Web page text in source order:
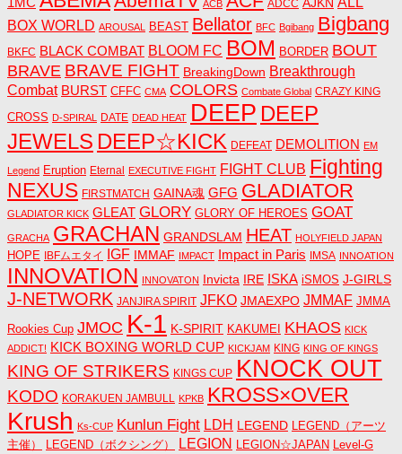
ACB ADCC
BOX WORLD AROUSAL BEAST Bellator BFC Bgibang Bigbang
BKFC BLACK COMBAT BLOOM FC BOM BORDER BOUT
BRAVE BRAVE FIGHT BreakingDown Breakthrough
Combat BURST CFFC CMA COLORS Combate Global CRAZY KING
CROSS D-SPIRAL DATE DEAD HEAT DEEP DEEP
JEWELS DEEP☆KICK DEFEAT DEMOLITION EM
Legend Eruption Eternal EXECUTIVE FIGHT FIGHT CLUB Fighting
NEXUS FIRSTMATCH GAINA魂 GFG GLADIATOR
GLADIATOR KICK GLEAT GLORY GLORY OF HEROES GOAT
GRACHA GRACHAN GRANDSLAM HEAT HOLYFIELD JAPAN
HOPE IBFムエタイ IGF IMMAF IMPACT Impact in Paris IMSA INNOATION
INNOVATION INNOVATON Invicta IRE ISKA iSMOS J-GIRLS
J-NETWORK JANJIRA SPIRIT JFKO JMAEXPO JMMAF JMMA
Rookies Cup JMOC K-1 K-SPIRIT KAKUMEI KHAOS KICK
ADDICT! KICK BOXING WORLD CUP KICKJAM KING KING OF KINGS
KING OF STRIKERS KINGS CUP KNOCK OUT
KODO KORAKUEN JAMBULL KPKB KROSS×OVER
Krush Ks-CUP Kunlun Fight LDH LEGEND LEGEND（アーツ
主催）
LEGEND（ボクシング） LEGION LEGION☆JAPAN Level-G